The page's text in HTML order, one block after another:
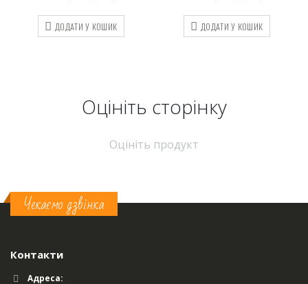
ДОДАТИ У КОШИК ДОДАТИ У КОШИК
Оцініть cторінку
Оцініть продукт
Чекаємо дзвінка
Контакти
Адреса: